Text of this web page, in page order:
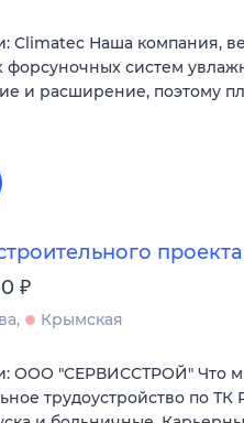
Climatec Наша компания,
форсуночных систем
и расширение, поэтому
₽
Крымская
ООО "СЕРВИССТРОЙ" Что
трудоустройство по